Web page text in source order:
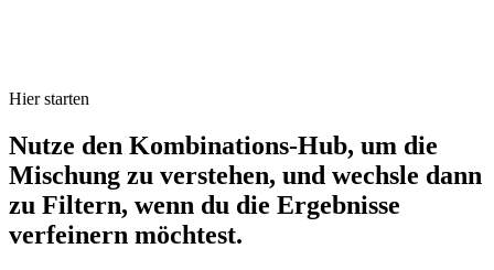
Hier starten
Nutze den Kombinations-Hub, um die
Mischung zu verstehen, und wechsle dann
zu Filtern, wenn du die Ergebnisse
verfeinern möchtest.